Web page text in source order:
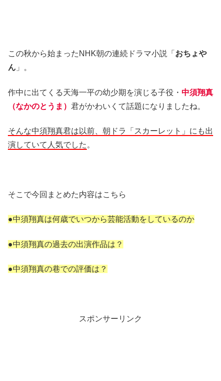
この秋から始まったNHK朝の連続ドラマ小説「 おちょや
ん 」。
作中に出てくる天海一平の幼少期を演じる子役・ 中須翔真
（なかのとうま） 君がかわいくて話題になりましたね。
そんな中須翔真君は以前、朝ドラ「スカーレット」にも出
演していて人気でした 。
そこで今回まとめた内容はこちら
●中須翔真は何歳でいつから芸能活動をしているのか
●中須翔真の過去の出演作品は？
●中須翔真の巷での評価は？
スポンサーリンク